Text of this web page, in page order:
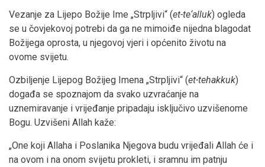
Vezanje za Lijepo Božije Ime „Strpljivi“ (et-te‘alluk) ogleda
se u čovjekovoj potrebi da ga ne mimoiđe nijedna blagodat
Božijega oprosta, u njegovoj vjeri i općenito životu na
ovome svijetu.
Ozbiljenje Lijepog Božijeg Imena „Strpljivi“ (et-tehakkuk)
događa se spoznajom da svako uzvraćanje na
uznemiravanje i vrijeđanje pripadaju isključivo uzvišenome
Bogu. Uzvišeni Allah kaže:
„One koji Allaha i Poslanika Njegova budu vrijeđali Allah će i
na ovom i na onom svijetu prokleti, i sramnu im patnju